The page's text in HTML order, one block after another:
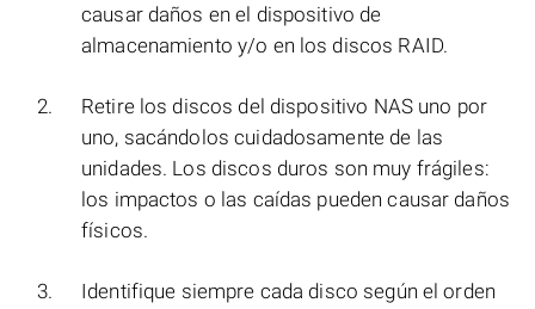
causar daños en el dispositivo de
almacenamiento y/o en los discos RAID.
Retire los discos del dispositivo NAS uno por
uno, sacándolos cuidadosamente de las
unidades. Los discos duros son muy frágiles:
los impactos o las caídas pueden causar daños
físicos.
Identifique siempre cada disco según el orden